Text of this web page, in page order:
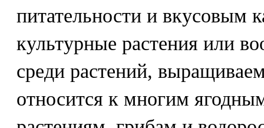
питательности и вкусовым
культурные растения или
среди растений,
относится к многим